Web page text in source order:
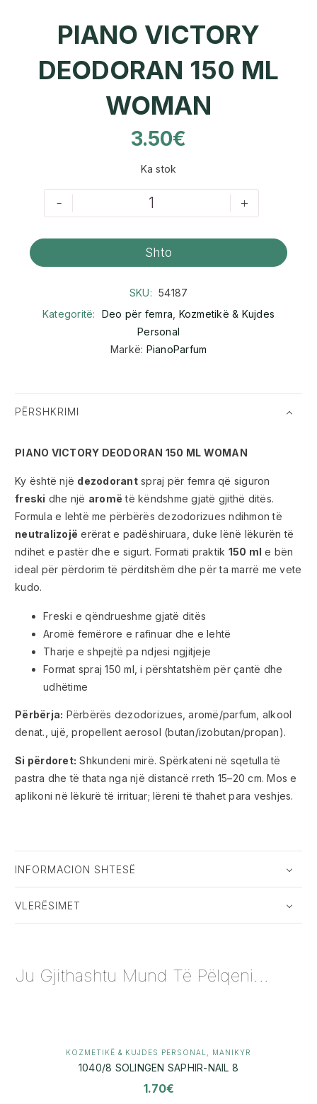
PIANO VICTORY
DEODORAN 150 ML
WOMAN
3.50€
Ka stok
- +
Shto
SKU: 54187
Kategoritë:
Deo për femra Kozmetikë & Kujdes
Personal
Markë: PianoParfum
PËRSHKRIMI
PIANO VICTORY DEODORAN 150 ML WOMAN
Ky është një dezodorantspraj për femra që siguron
freski dhe një aromë të këndshme gjatë gjithë ditës.
Formula e lehtë me përbërës dezodorizues ndihmon të
neutralizojë erërat e padëshiruara, duke lënë lëkurën të
ndihet e pastër dhe e sigurt. Formati praktik 150 ml e bën
ideal për përdorim të përditshëm dhe për ta marrë me vete
kudo.
Freski e qëndrueshme gjatë ditës
Aromë femërore e rafinuar dhe e lehtë
Tharje e shpejtë pa ndjesi ngjitjeje
Format spraj 150 ml, i përshtatshëm për çantë dhe
udhëtime
Përbërja: Përbërës dezodorizues, aromë/parfum, alkool
denat., ujë, propellent aerosol (butan/izobutan/propan).
Si përdoret: Shkundeni mirë. Spërkateni në sqetulla të
pastra dhe të thata nga një distancë rreth 15–20 cm. Mos e
aplikoni në lëkurë të irrituar; lëreni të thahet para veshjes.
INFORMACION SHTESË
VLERËSIMET
Ju Gjithashtu Mund Të Pëlqeni...
KOZMETIKË & KUJDES PERSONAL MANIKYR
1040/8 SOLINGEN SAPHIR-NAIL 8
1.70€